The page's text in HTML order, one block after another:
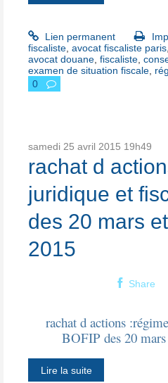
Lien permanent
fiscaliste, avocat fiscaliste paris,
avocat douane, fiscaliste,
examen de situation fiscale,
0
samedi 25 avril 2015 19h49
rachat d
juridique et
des 20 mars
2015
Share
rachat d actions
BOFIP des 20
Lire la suite